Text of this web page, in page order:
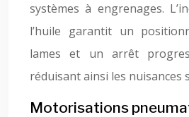
systèmes à engrenages.
l’huile garantit un
lames et un arrêt
réduisant ainsi les nuisances
Motorisations